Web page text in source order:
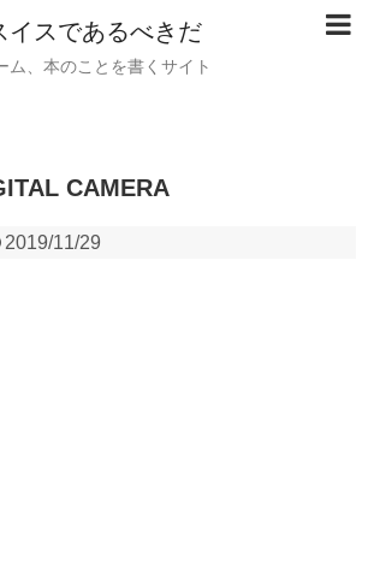
イスであるべきだ
ム、本のことを書くサイト
CAMERA
2019/11/29